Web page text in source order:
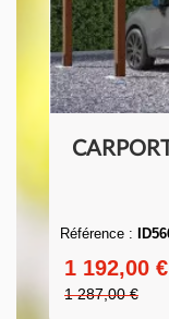
Référence :
1 192,00 €
1 287,00 €